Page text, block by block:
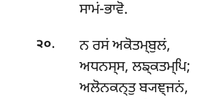
ਸਾਮਂ-ਭਾਵੋ.
੨੦.
ਨ ਰਸਂ ਅਕੋਤਮ੍ਬੁਲਂ,
ਅਧਨਸ੍ਸ, ਲਙ੍ਕਤਮ੍ਪਿ;
ਅਲੋਨਕਨ੍ਤੁ ਬ੍ਯਞ੍ਜਨਂ,